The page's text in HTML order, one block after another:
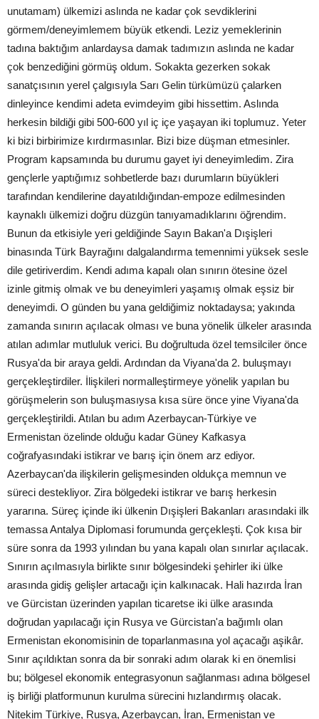
unutamam) ülkemizi aslında ne kadar çok sevdiklerini
görmem/deneyimlemem büyük etkendi. Leziz yemeklerinin
tadına baktığım anlardaysa damak tadımızın aslında ne kadar
çok benzediğini görmüş oldum. Sokakta gezerken sokak
sanatçısının yerel çalgısıyla Sarı Gelin türkümüzü çalarken
dinleyince kendimi adeta evimdeyim gibi hissettim. Aslında
herkesin bildiği gibi 500-600 yıl iç içe yaşayan iki toplumuz. Yeter
ki bizi birbirimize kırdırmasınlar. Bizi bize düşman etmesinler.
Program kapsamında bu durumu gayet iyi deneyimledim. Zira
gençlerle yaptığımız sohbetlerde bazı durumların büyükleri
tarafından kendilerine dayatıldığından-empoze edilmesinden
kaynaklı ülkemizi doğru düzgün tanıyamadıklarını öğrendim.
Bunun da etkisiyle yeri geldiğinde Sayın Bakan'a Dışişleri
binasında Türk Bayrağını dalgalandırma temennimi yüksek sesle
dile getiriverdim. Kendi adıma kapalı olan sınırın ötesine özel
izinle gitmiş olmak ve bu deneyimleri yaşamış olmak eşsiz bir
deneyimdi. O günden bu yana geldiğimiz noktadaysa; yakında
zamanda sınırın açılacak olması ve buna yönelik ülkeler arasında
atılan adımlar mutluluk verici. Bu doğrultuda özel temsilciler önce
Rusya'da bir araya geldi. Ardından da Viyana'da 2. buluşmayı
gerçekleştirdiler. İlişkileri normalleştirmeye yönelik yapılan bu
görüşmelerin son buluşmasıysa kısa süre önce yine Viyana'da
gerçekleştirildi. Atılan bu adım Azerbaycan-Türkiye ve
Ermenistan özelinde olduğu kadar Güney Kafkasya
coğrafyasındaki istikrar ve barış için önem arz ediyor.
Azerbaycan'da ilişkilerin gelişmesinden oldukça memnun ve
süreci destekliyor. Zira bölgedeki istikrar ve barış herkesin
yararına. Süreç içinde iki ülkenin Dışişleri Bakanları arasındaki ilk
temassa Antalya Diplomasi forumunda gerçekleşti. Çok kısa bir
süre sonra da 1993 yılından bu yana kapalı olan sınırlar açılacak.
Sınırın açılmasıyla birlikte sınır bölgesindeki şehirler iki ülke
arasında gidiş gelişler artacağı için kalkınacak. Hali hazırda İran
ve Gürcistan üzerinden yapılan ticaretse iki ülke arasında
doğrudan yapılacağı için Rusya ve Gürcistan'a bağımlı olan
Ermenistan ekonomisinin de toparlanmasına yol açacağı aşikâr.
Sınır açıldıktan sonra da bir sonraki adım olarak ki en önemlisi
bu; bölgesel ekonomik entegrasyonun sağlanması adına bölgesel
iş birliği platformunun kurulma sürecini hızlandırmış olacak.
Nitekim Türkiye, Rusya, Azerbaycan, İran, Ermenistan ve